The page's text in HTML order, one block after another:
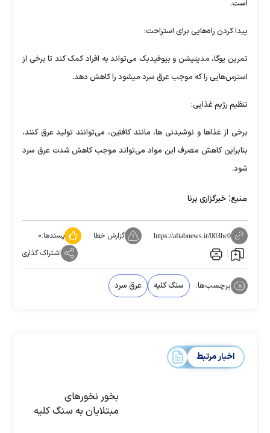
است.
پیدا کردن راه‌هایی برای استراحت:
تمرین یوگا، مدیتیشن و بیوفیدبک می‌تواند به افراد کمک کند تا برخی از
استرس‌هایی را که موجب عرق سرد میشود را کاهش دهد.
تنظیم رژیم غذایی:
برخی از غذا‌ها و نوشیدنی ها، مانند کافئین، می‌توانند تولید عرق کنند،
بنابراین کاهش مصرف این مواد می‌تواند موجب کاهش شدت عرق سرد
شود.
منبع: خبرگزاری برنا
https://aftabnews.ir/003bc0 گزارش خطا پسندها:۰
اشتراک گذاری
برچسب‌ها: سنگ کلیه عرق سرد
اخبار مرتبط
بخور نخورهای
مبتلایان به سنگ کلیه